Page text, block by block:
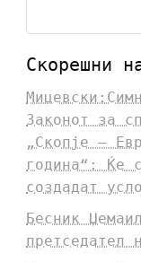
Скорешни
Законот за
„Скопје –
година“: Ќе
создадат
Бесник
претседател